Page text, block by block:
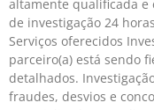
altamente qualificada e
de investigação 24
Serviços oferecidos
parceiro(a) está sendo
detalhados.
fraudes, desvios e